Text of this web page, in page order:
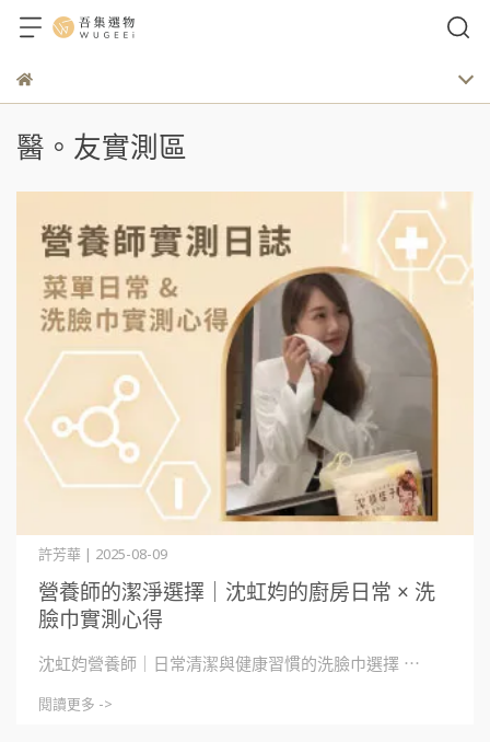
醫。友實測區
營養師的潔淨選擇｜沈虹㚬的廚房日常 × 洗
臉巾實測心得
許芳華 | 2025-08-09
沈虹㚬營養師｜日常清潔與健康習慣的洗臉巾選擇 ⋯
閱讀更多 ->